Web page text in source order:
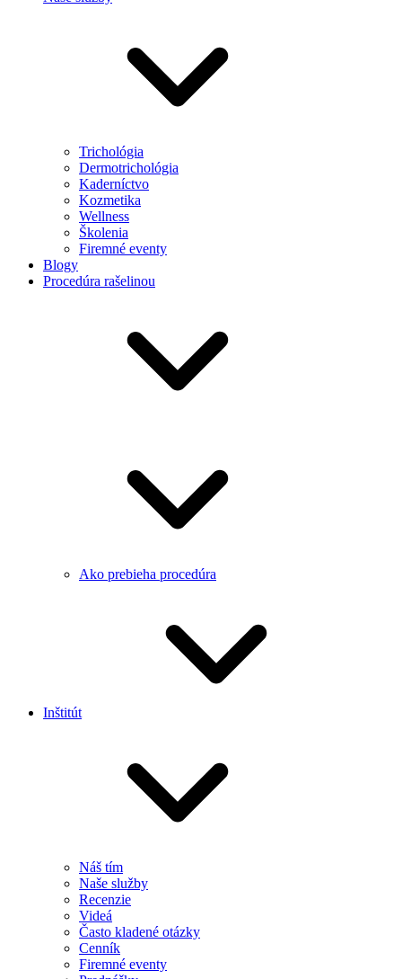
Trichológia
Dermotrichológia
Kaderníctvo
Kozmetika
Wellness
Školenia
Firemné eventy
Blogy
Procedúra rašelinou
Ako prebieha procedúra
Inštitút
Náš tím
Naše služby
Recenzie
Videá
Často kladené otázky
Cenník
Firemné eventy